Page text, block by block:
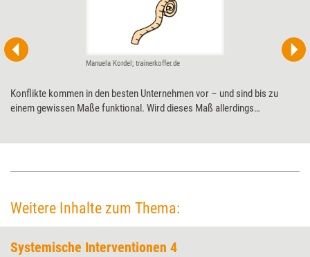
Manuela Kordel; trainerkoffer.de
Konflikte kommen in den besten Unternehmen vor – und sind bis zu
einem gewissen Maße funktional. Wird dieses Maß allerdings
Weitere Inhalte zum Thema:
Systemische Interventionen 4